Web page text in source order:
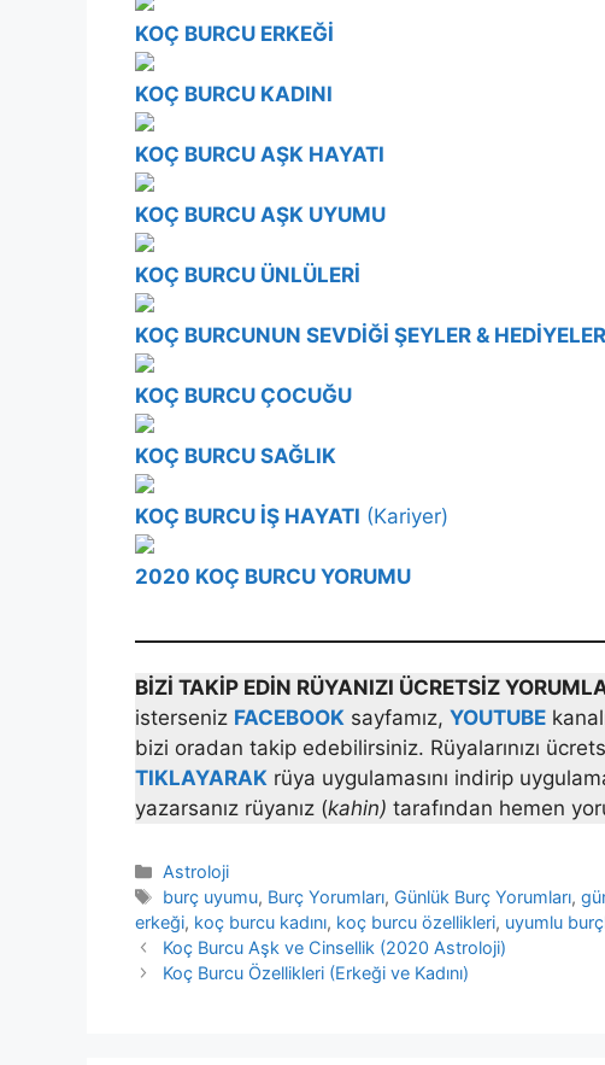
KOÇ BURCU ERKEĞİ
KOÇ BURCU KADINI
KOÇ BURCU AŞK HAYATI
KOÇ BURCU AŞK UYUMU
KOÇ BURCU ÜNLÜLERİ
KOÇ BURCUNUN SEVDİĞİ ŞEYLER & HEDİYELER
KOÇ BURCU ÇOCUĞU
KOÇ BURCU SAĞLIK
KOÇ BURCU İŞ HAYATI (Kariyer)
2020 KOÇ BURCU YORUMU
BİZİ TAKİP EDİN RÜYANIZI ÜCRETSİZ
isterseniz FACEBOOK sayfamız, YOUTUBE
bizi oradan takip edebilirsiniz. Rüyalarınızı
TIKLAYARAK rüya uygulamasını indirip
yazarsanız rüyanız (kahin) tarafından hemen
Kategoriler
Astroloji
Etiketler
burç uyumu, Burç Yorumları, Günlük Burç Yorumları,
erkeği, koç burcu kadını, koç burcu özellikleri, uyumlu
Koç Burcu Aşk ve Cinsellik (2020 Astroloji)
Koç Burcu Özellikleri (Erkeği ve Kadını)